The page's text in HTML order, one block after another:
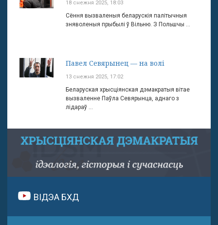
18 снежня 2025, 18:03
Сёння вызваленыя беларускія палітычныя
зняволеныя прыбылі ў Вільню. З Польшчы ...
Павел Севярынец — на волі
13 снежня 2025, 17:02
Беларуская хрысціянская дэмакратыя вітае
вызваленне Паўла Севярынца, аднаго з
лідараў ...
ВІДЭА БХД